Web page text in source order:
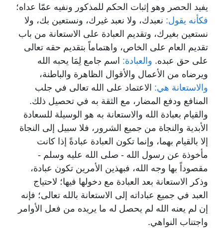
يفيد الحصر وهو إثبات الحكم للمذكور ونفيه عمّا عداه؛
فكأنه يقول: نعبدك، ولا نعبد غيرك، ونستعين بك، ولا
نستعين بغيرك، وتقديم العبادة على الاستعانة من باب
تقديم العام على الخاص، واهتماماً بتقديم حقه تعالى
على حق عبده. والعبادة: اسم جامع لِمَا يحبه الله
ويرضاه من الأعمال والأقوال الظاهرة والباطنة،
والاستعانة هي: الاعتماد على الله تعالى في جلب
المنافع ودفع المضار، مع الثقة به في تحصيل ذلك.
والقيام بعبادة الله والاستعانة به هو الوسيلة للسعادة
الأبدية والنجاة من جميع الشرور، فلا سبيل إلى النجاة
إلا بالقيام بهما، وإنما تكون العبادة عبادةً إذا كانت
مأخوذة عن رسول الله - صلى الله عليه وسلم -
مقصوداً بها وجه الله، فبهذين الأمرين تكون عبادة،
وذكر الاستعانة بعد العبادة مع دخولها فيها؛ لاحتياج
العبد في جميع عباداته إلى الاستعانة بالله تعالى؛ فإنه
إن لم يعنه الله لم يحصل له ما يريده من فعل الأوامر
واجتناب النواهي.